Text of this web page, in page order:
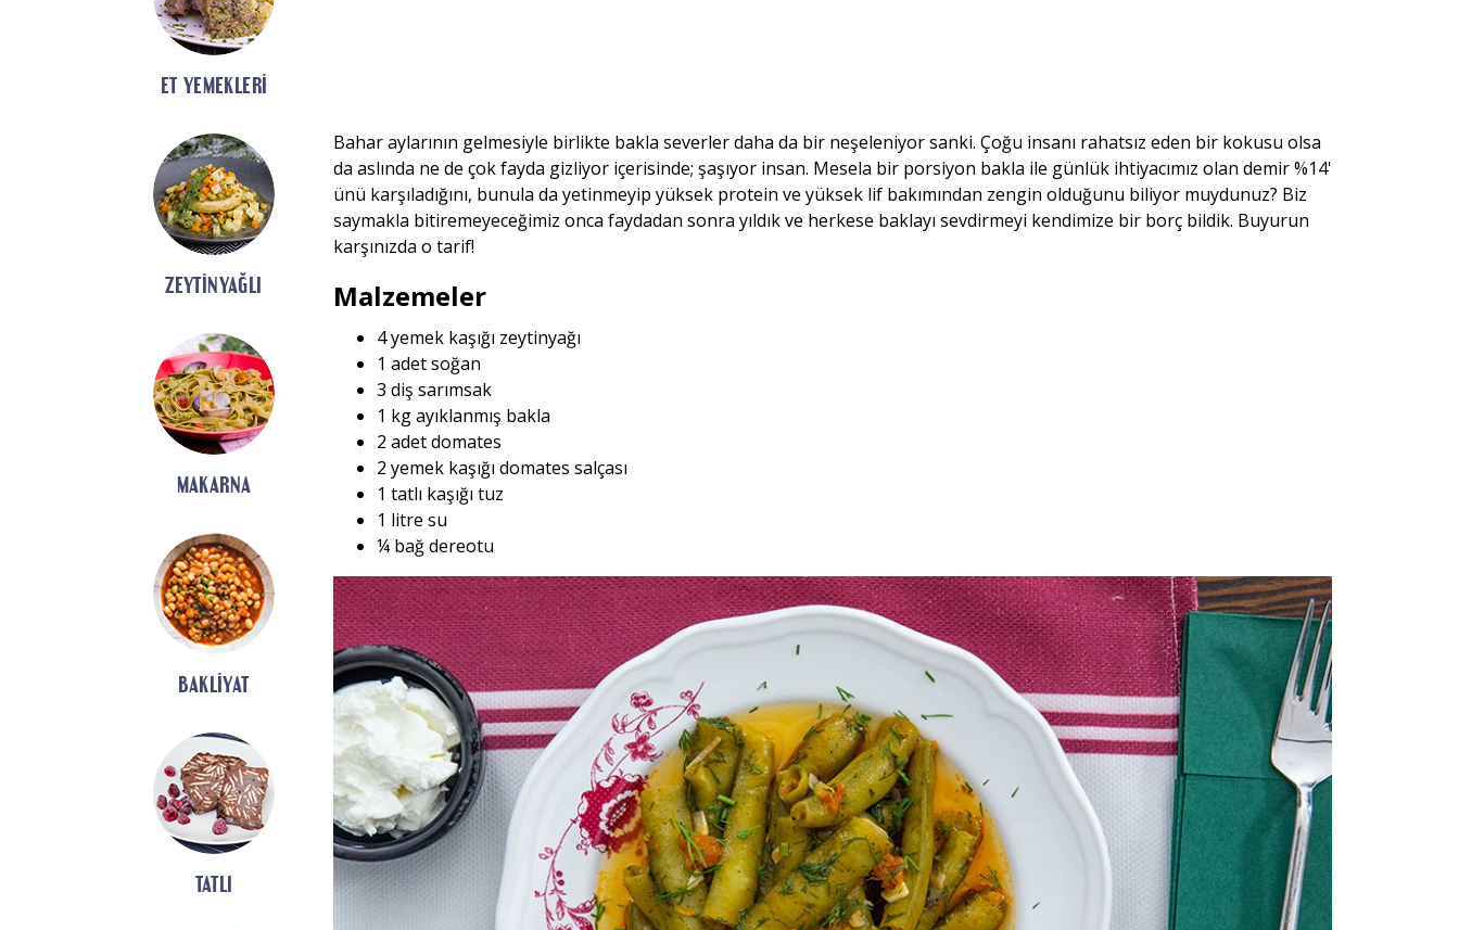
ET YEMEKLERI
ZEYTINYAĞLI
MAKARNA
BAKLIYAT
TATLI
Bahar aylarının gelmesiyle birlikte bakla severler daha da bir neşeleniyor sanki. Çoğu insanı rahatsız eden bir kokusu olsa
da aslında ne de çok fayda gizliyor içerisinde; şaşıyor insan. Mesela bir porsiyon bakla ile günlük ihtiyacımız olan demir %14'
ünü karşıladığını, bunula da yetinmeyip yüksek protein ve yüksek lif bakımından zengin olduğunu biliyor muydunuz? Biz
saymakla bitiremeyeceğimiz onca faydadan sonra yıldık ve herkese baklayı sevdirmeyi kendimize bir borç bildik. Buyurun
karşınızda o tarif!
Malzemeler
4 yemek kaşığı zeytinyağı
1 adet soğan
3 diş sarımsak
1 kg ayıklanmış bakla
2 adet domates
2 yemek kaşığı domates salçası
1 tatlı kaşığı tuz
1 litre su
¼ bağ dereotu